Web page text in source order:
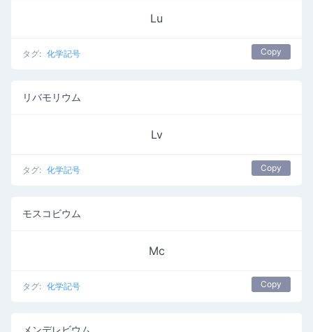
Lu
タグ: 化学記号 Copy
リバモリウム
Lv
タグ: 化学記号 Copy
モスコビウム
Mc
タグ: 化学記号 Copy
メンデレビウム